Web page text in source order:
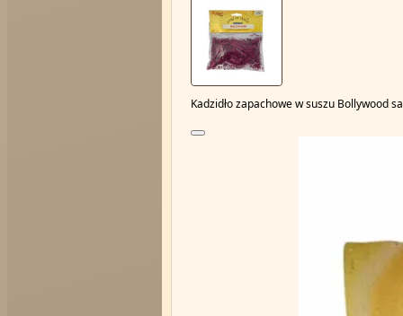
Kadzidło zapachowe w suszu Bollywood